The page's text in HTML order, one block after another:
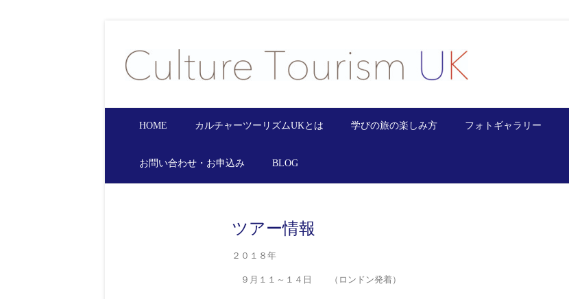
HOME カルチャーツーリズムUKとは 学びの旅の楽しみ方 フォトギャラリー
お問い合わせ・お申込み BLOG
ツアー情報
２０１８年
９月１１～１４日 （ロンドン発着）